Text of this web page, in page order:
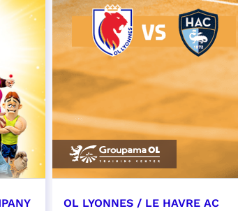
OL LYONNES / LE HAVRE AC